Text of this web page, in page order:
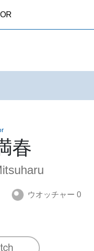
春
ウオッチャー 0